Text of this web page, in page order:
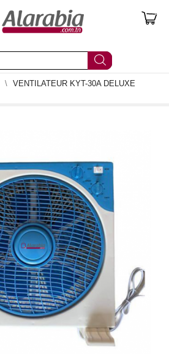
0
VENTILATEUR KYT-30A DELUXE